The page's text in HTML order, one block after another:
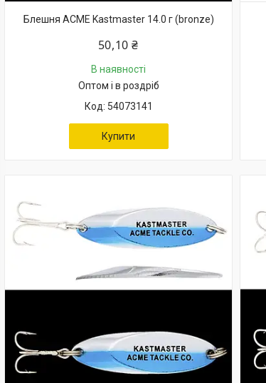
Блешня ACME Kastmaster 14.0 г (bronze)
50,10 ₴
В наявності
Оптом і в роздріб
54073141
Купити